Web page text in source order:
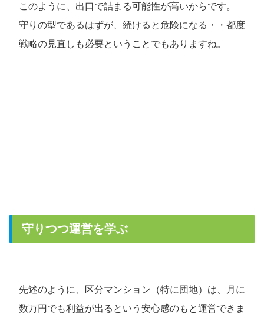
このように、出口で詰まる可能性が高いからです。
守りの型であるはずが、続けると危険になる・・都度
戦略の見直しも必要ということでもありますね。
守りつつ運営を学ぶ
先述のように、区分マンション（特に団地）は、月に
数万円でも利益が出るという安心感のもと運営できま